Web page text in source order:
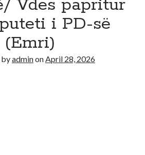
Vdes papritur
i PD-së
(Emri)
byadminonApril 28, 2026